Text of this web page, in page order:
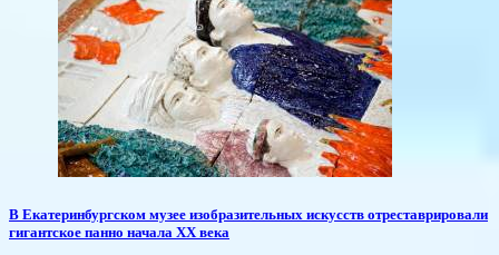
​В Екатеринбургском музее изобразительных искусств отреставрировали
гигантское панно начала XX века